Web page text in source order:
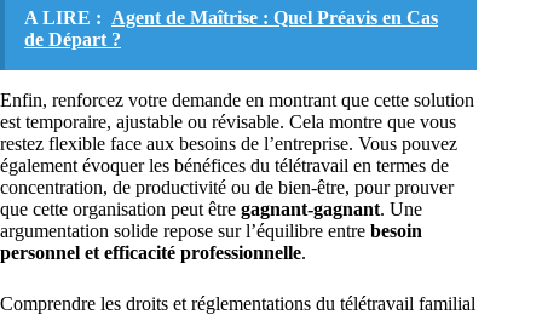
A LIRE : Agent de Maîtrise : Quel Préavis en Cas
de Départ ?
Enfin, renforcez votre demande en montrant que cette solution
est temporaire, ajustable ou révisable. Cela montre que vous
restez flexible face aux besoins de l’entreprise. Vous pouvez
également évoquer les bénéfices du télétravail en termes de
concentration, de productivité ou de bien-être, pour prouver
que cette organisation peut être gagnant-gagnant. Une
argumentation solide repose sur l’équilibre entre besoin
personnel et efficacité professionnelle.
Comprendre les droits et réglementations du télétravail familial